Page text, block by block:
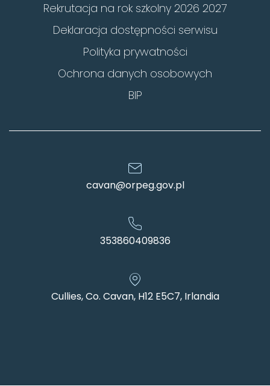
Rekrutacja na rok szkolny 2026 2027
Deklaracja dostępności serwisu
Polityka prywatności
Ochrona danych osobowych
BIP
cavan@orpeg.gov.pl
353860409836
Cullies, Co. Cavan, H12 E5C7, Irlandia